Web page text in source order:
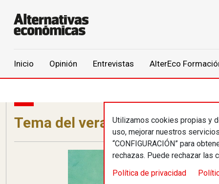
Inicio Opinión Entrevistas AlterEco
Utilizamos cookies propias y
uso, mejorar nuestros
“CONFIGURACIÓN” para
rechazas. Puede rechazar las
Política de privacidad
Tema del verano